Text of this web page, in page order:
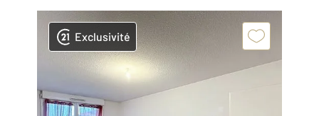
Exclusivité